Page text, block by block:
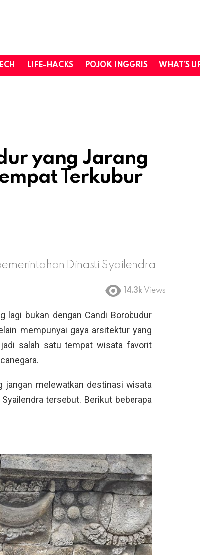
LIFE-HACKS POJOK INGGRIS WHAT’S
yang Jarang
Terkubur
Dinasti Syailendra
14.3k Views
lagi bukan dengan Candi Borobudur
mempunyai gaya arsitektur yang
salah satu tempat wisata favorit
jangan melewatkan destinasi wisata
tersebut. Berikut beberapa